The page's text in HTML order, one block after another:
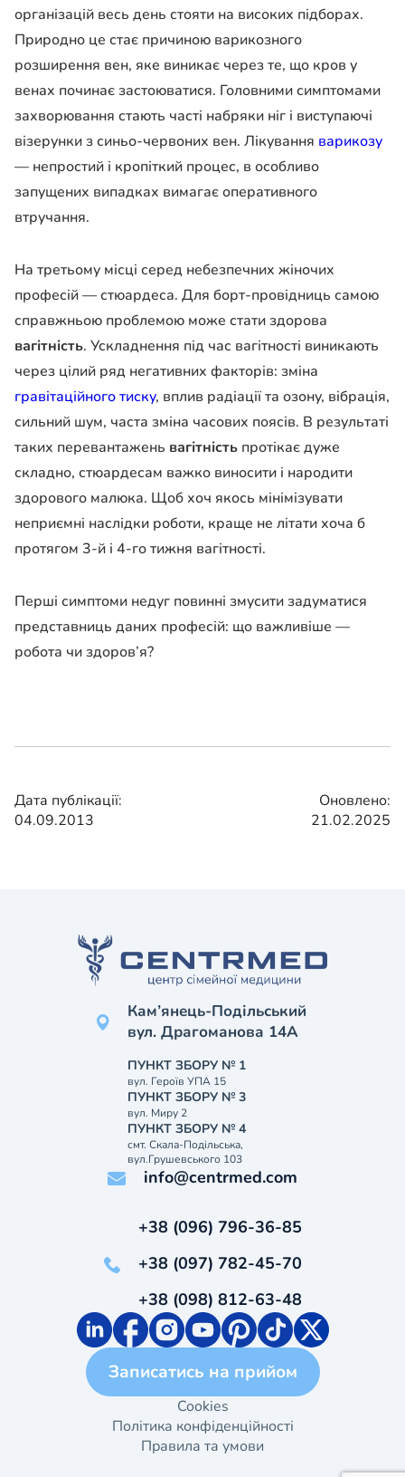
організацій весь день стояти на високих підборах.
Природно це стає причиною варикозного
розширення вен, яке виникає через те, що кров у
венах починає застоюватися. Головними симптомами
захворювання стають часті набряки ніг і виступаючі
візерунки з синьо-червоних вен. Лікування варикозу
— непростий і кропіткий процес, в особливо
запущених випадках вимагає оперативного
втручання.
На третьому місці серед небезпечних жіночих
професій — стюардеса. Для борт-провідниць самою
справжньою проблемою може стати здорова
вагітність. Ускладнення під час вагітності виникають
через цілий ряд негативних факторів: зміна
гравітаційного тиску, вплив радіації та озону, вібрація,
сильний шум, часта зміна часових поясів. В результаті
таких перевантажень вагітність протікає дуже
складно, стюардесам важко виносити і народити
здорового малюка. Щоб хоч якось мінімізувати
неприємні наслідки роботи, краще не літати хоча б
протягом 3-й і 4-го тижня вагітності.
Перші симптоми недуг повинні змусити задуматися
представниць даних професій: що важливіше —
робота чи здоров’я?
Дата публікації:
04.09.2013
Оновлено:
21.02.2025
Кам’янець-Подільський
вул. Драгоманова 14А
ПУНКТ ЗБОРУ № 1
вул. Героїв УПА 15
ПУНКТ ЗБОРУ № 3
вул. Миру 2
ПУНКТ ЗБОРУ № 4
смт. Скала-Подільська,
вул.Грушевського 103
info@centrmed.com
+38 (096) 796-36-85
+38 (097) 782-45-70
+38 (098) 812-63-48
Записатись на прийом
Cookies
Політика конфіденційності
Правила та умови